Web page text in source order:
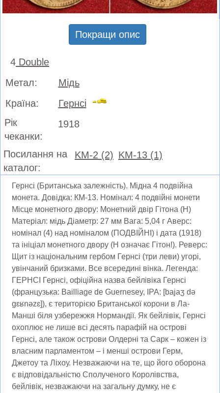
Покращи опис
4 Double
Метал:
Мідь
Країна:
Гернсі
Рік
чеканки:
1918
Посилання на
каталог:
KM-2 (2) KM-13 (1)
Гернсі (Британська залежність). Мідна 4 подвійна
монета. Довідка: КМ-13. Номінал: 4 подвійні монети
Місце монетного двору: Монетний двір Гітона (H)
Матеріал: мідь Діаметр: 27 мм Вага: 5,04 г Аверс:
номінал (4) над номіналом (ПОДВІЙНІ) і дата (1918)
та ініціал монетного двору (Н означає Гітон!). Реверс:
Щит із національним гербом Гернсі (три леви) угорі,
увінчаний бризками. Все всередині вінка. Легенда:
ГЕРНСІ Гернсі, офіційна назва бейлівіка Гернсі
(французька: Bailliage de Guernesey, IPA: [bajaʒ də
ɡɛʁnəzɛ]), є територією Британської корони в Ла-
Манші біля узбережжя Нормандії. Як бейлівік, Гернсі
охоплює не лише всі десять парафій на острові
Гернсі, але також острови Олдерні та Сарк – кожен із
власним парламентом – і менші острови Герм,
Джетоу та Ліхоу. Незважаючи на те, що його оборона
є відповідальністю Сполученого Королівства,
бейлівік, незважаючи на загальну думку, не є